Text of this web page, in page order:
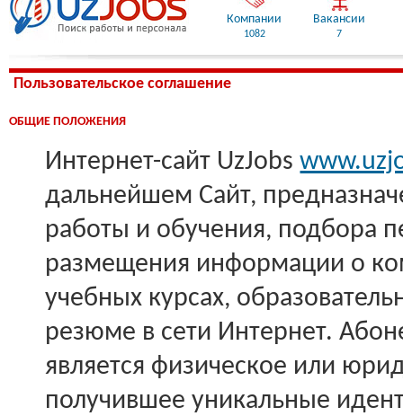
Компании
1082
Вакансии
7
Пользовательское соглашение
ОБЩИЕ ПОЛОЖЕНИЯ
Интернет-сайт UzJobs
дальнейшем Сайт,
работы и обучения, подбора
размещения информации о
учебных курсах,
резюме в сети Интернет.
является физическое или
получившее уникальные